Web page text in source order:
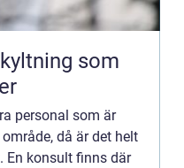
personal som är
då är det helt
En konsult finns där